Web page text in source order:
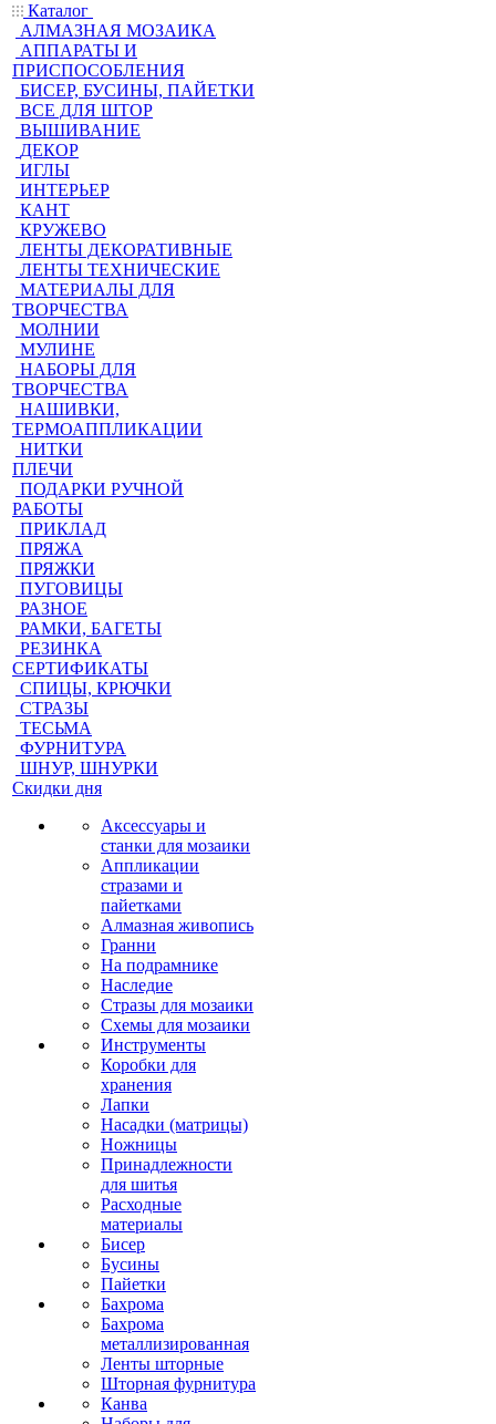
Каталог
АЛМАЗНАЯ МОЗАИКА
АППАРАТЫ И
ПРИСПОСОБЛЕНИЯ
БИСЕР, БУСИНЫ, ПАЙЕТКИ
ВСЕ ДЛЯ ШТОР
ВЫШИВАНИЕ
ДЕКОР
ИГЛЫ
ИНТЕРЬЕР
КАНТ
КРУЖЕВО
ЛЕНТЫ ДЕКОРАТИВНЫЕ
ЛЕНТЫ ТЕХНИЧЕСКИЕ
МАТЕРИАЛЫ ДЛЯ
ТВОРЧЕСТВА
МОЛНИИ
МУЛИНЕ
НАБОРЫ ДЛЯ
ТВОРЧЕСТВА
НАШИВКИ,
ТЕРМОАППЛИКАЦИИ
НИТКИ
ПЛЕЧИ
ПОДАРКИ РУЧНОЙ
РАБОТЫ
ПРИКЛАД
ПРЯЖА
ПРЯЖКИ
ПУГОВИЦЫ
РАЗНОЕ
РАМКИ, БАГЕТЫ
РЕЗИНКА
СЕРТИФИКАТЫ
СПИЦЫ, КРЮЧКИ
СТРАЗЫ
ТЕСЬМА
ФУРНИТУРА
ШНУР, ШНУРКИ
Скидки дня
Аксессуары и
станки для мозаики
Аппликации
стразами и
пайетками
Алмазная живопись
Гранни
На подрамнике
Наследие
Стразы для мозаики
Схемы для мозаики
Инструменты
Коробки для
хранения
Лапки
Насадки (матрицы)
Ножницы
Принадлежности
для шитья
Расходные
материалы
Бисер
Бусины
Пайетки
Бахрома
Бахрома
металлизированная
Ленты шторные
Шторная фурнитура
Канва